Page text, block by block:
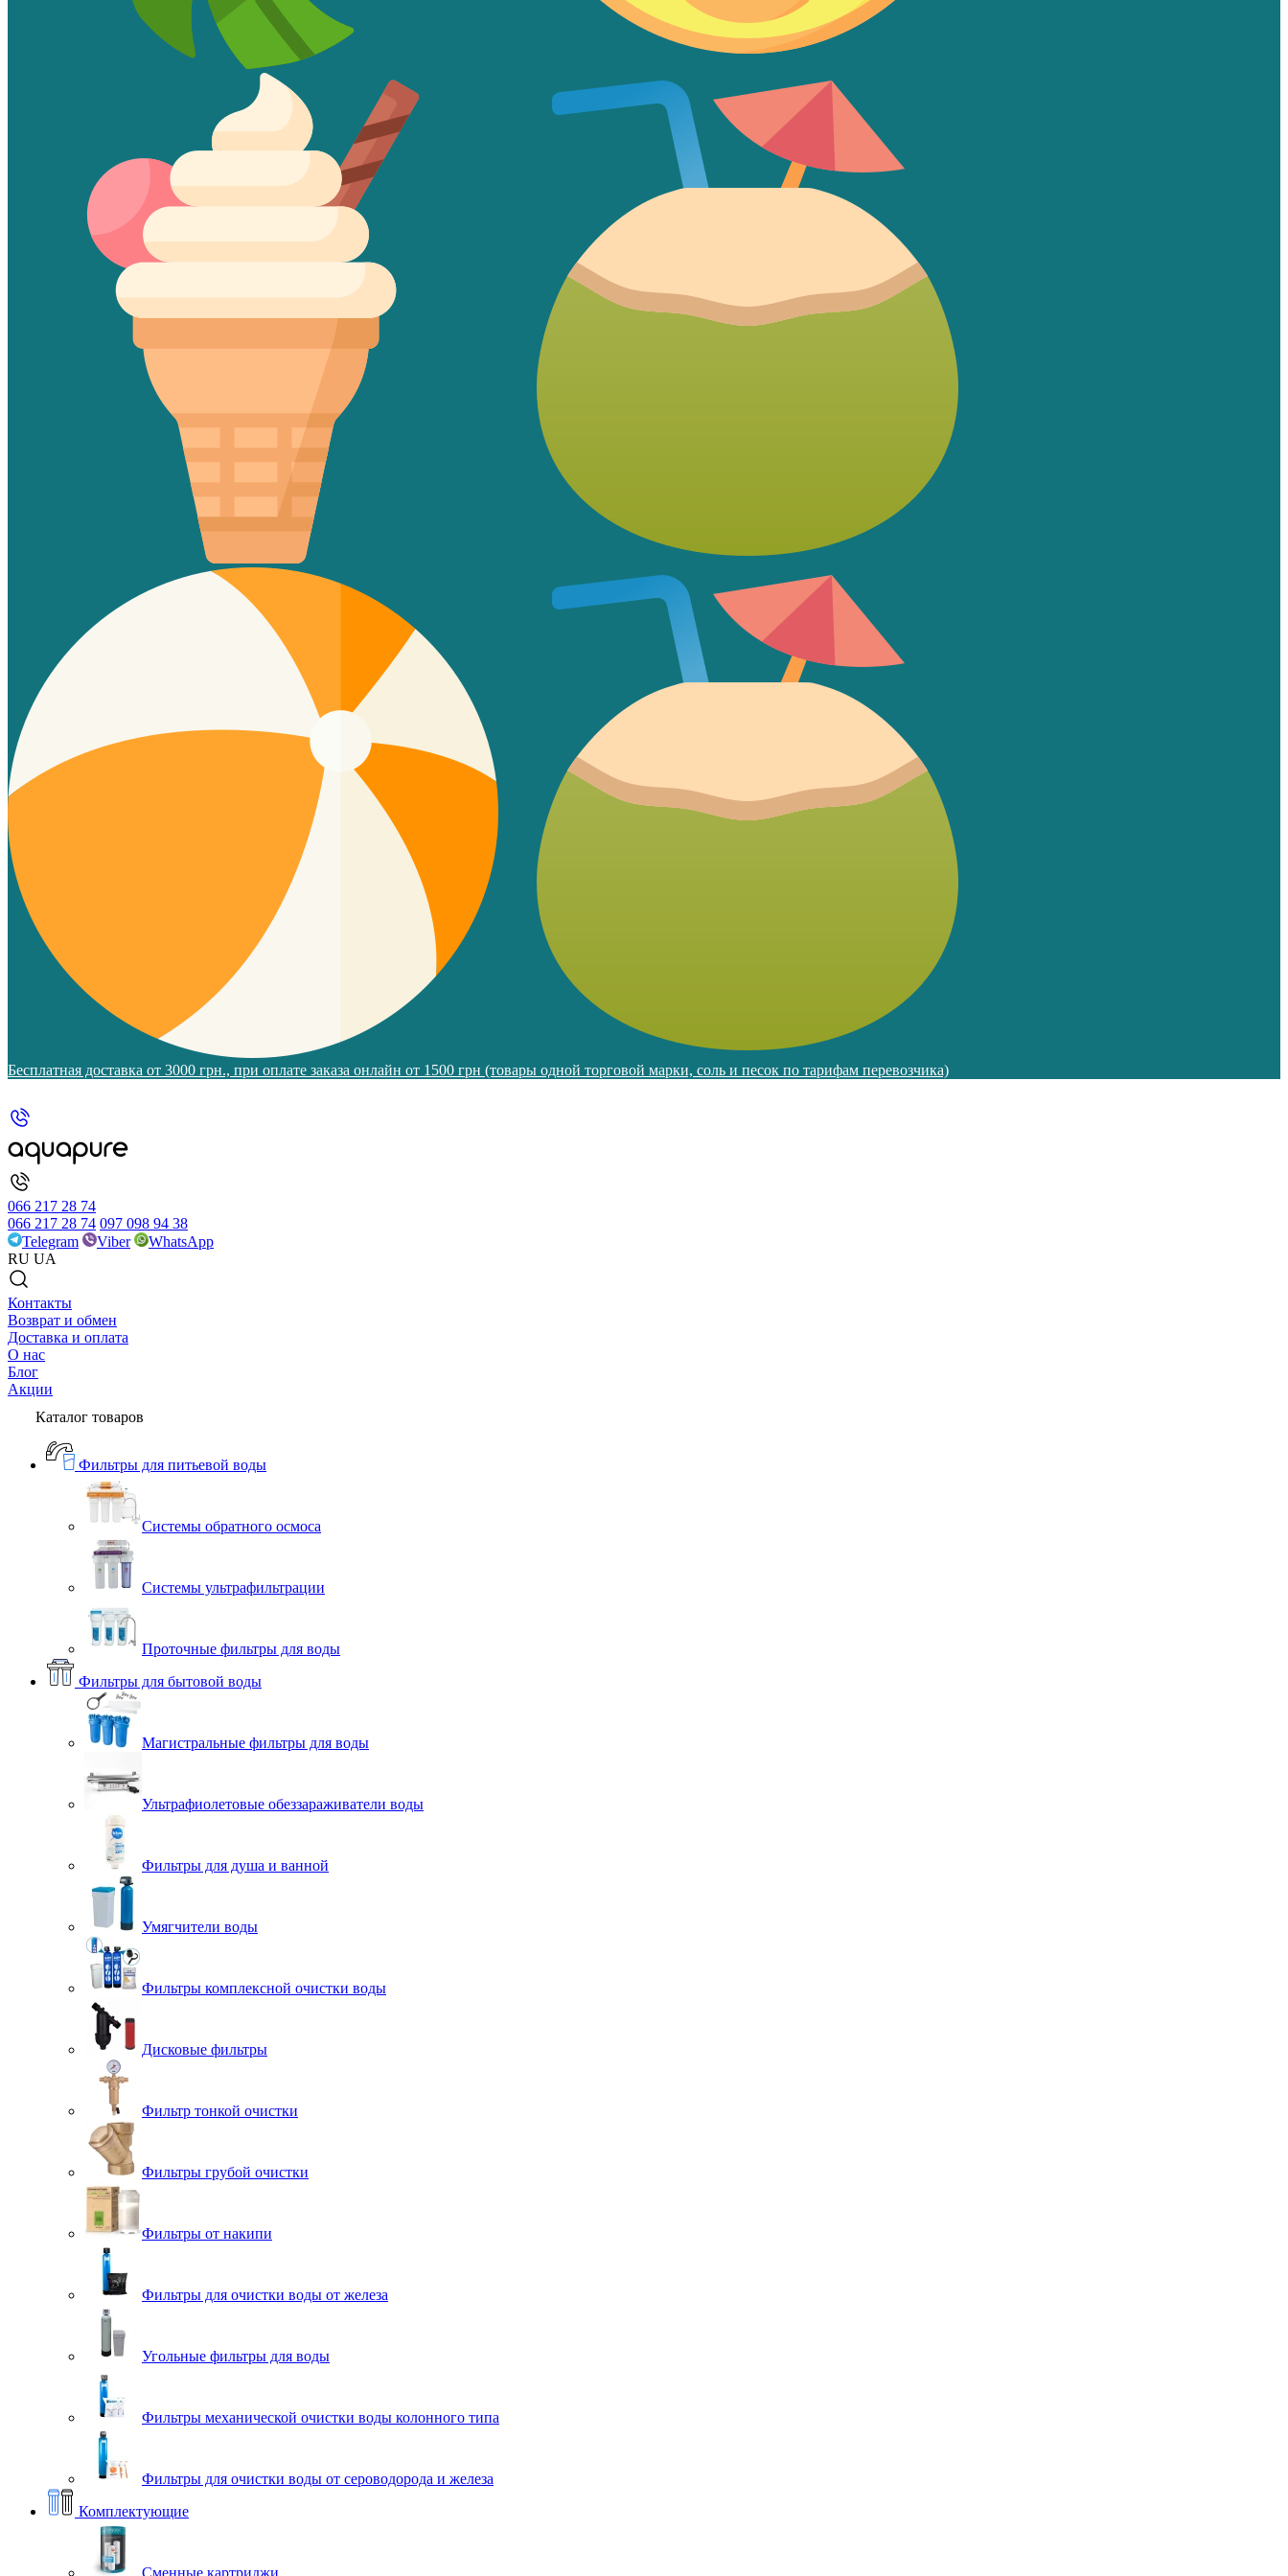
Бесплатная доставка от 3000 грн., при оплате заказа онлайн от 1500 грн (товары одной торговой марки, соль и песок по тарифам перевозчика)
066 217 28 74
066 217 28 74 097 098 94 38
Telegram
Viber
WhatsApp
RU UA
Контакты
Возврат и обмен
Доставка и оплата
О нас
Блог
Акции
Каталог товаров
Фильтры для питьевой воды
Системы обратного осмоса
Системы ультрафильтрации
Проточные фильтры для воды
Фильтры для бытовой воды
Магистральные фильтры для воды
Ультрафиолетовые обеззараживатели воды
Фильтры для душа и ванной
Умягчители воды
Фильтры комплексной очистки воды
Дисковые фильтры
Фильтр тонкой очистки
Фильтры грубой очистки
Фильтры от накипи
Фильтры для очистки воды от железа
Угольные фильтры для воды
Фильтры механической очистки воды колонного типа
Фильтры для очистки воды от сероводорода и железа
Комплектующие
Сменные картриджи